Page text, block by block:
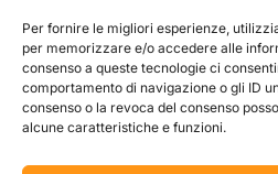
Per fornire le migliori esperienze,
per memorizzare e/o accedere alle
consenso a queste tecnologie ci
comportamento di navigazione o gli ID
consenso o la revoca del consenso
alcune caratteristiche e funzioni.
concetto iniziale e la produzione in serie
prototipazione rapida. Questo processo
precocemente